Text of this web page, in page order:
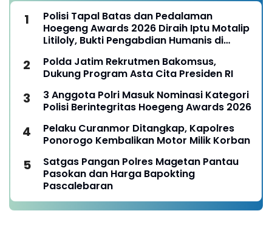
Polisi Tapal Batas dan Pedalaman
Hoegeng Awards 2026 Diraih Iptu Motalip
Litiloly, Bukti Pengabdian Humanis di
Polda Jatim Rekrutmen Bakomsus,
Dukung Program Asta Cita Presiden RI
3 Anggota Polri Masuk Nominasi Kategori
Polisi Berintegritas Hoegeng Awards 2026
Pelaku Curanmor Ditangkap, Kapolres
Ponorogo Kembalikan Motor Milik Korban
Satgas Pangan Polres Magetan Pantau
Pasokan dan Harga Bapokting
Pascalebaran